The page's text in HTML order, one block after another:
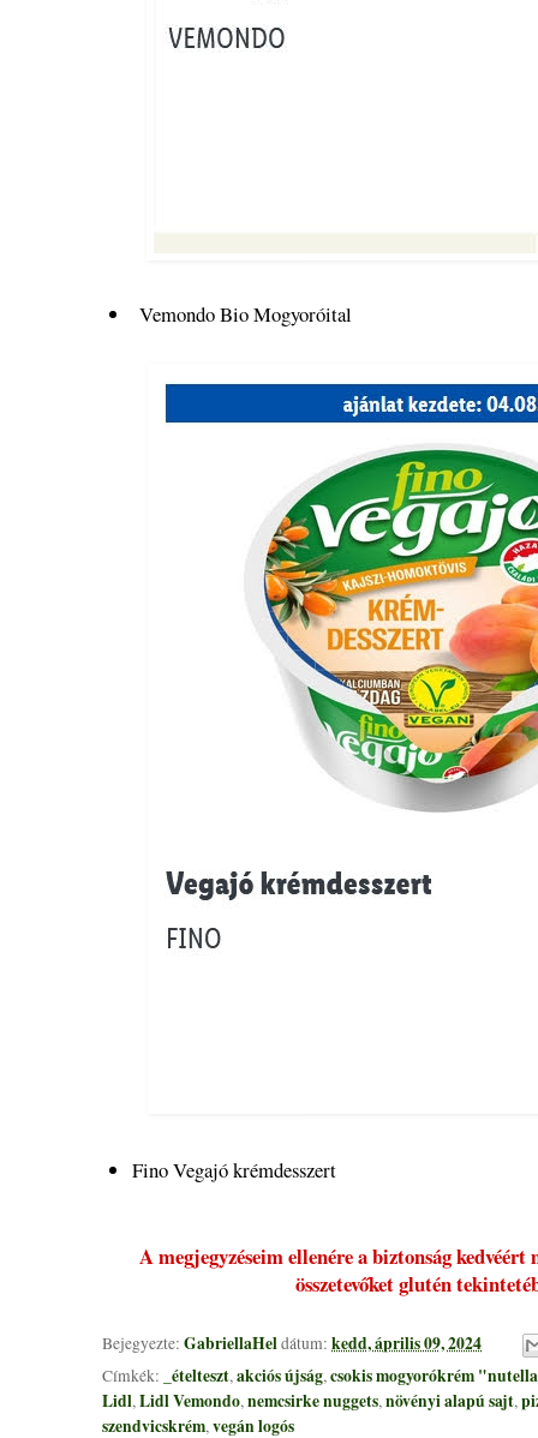
Vemondo Bio Mogyoróital
Fino Vegajó krémdesszert
A megjegyzéseim ellenére a biztonság
összetevőket glutén
Bejegyezte: GabriellaHeldátum: kedd, április 09, 2024
Címkék: _ételteszt,akciós újság,csokis mogyorókrém
Lidl,Lidl Vemondo,nemcsirke nuggets,növényi alapú sajt,
szendvicskrém,vegán logós